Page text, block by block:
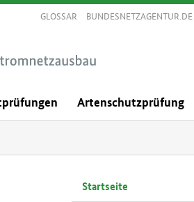
GLOSSAR BUNDESNETZAGENTUR.DE
Artenschutzprüfung
Start­sei­te